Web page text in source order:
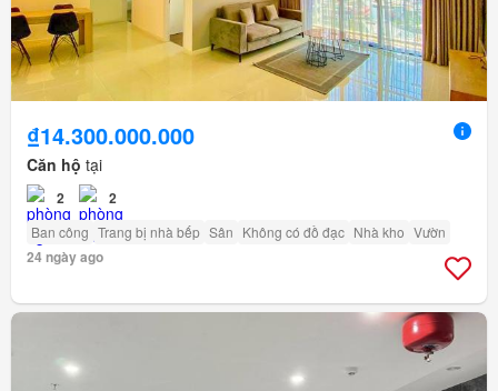
₫14.300.000.000
Căn hộ tại
2 2
Ban công Trang bị nhà bếp Sân Không có đồ đạc Nhà kho Vườn
24 ngày ago